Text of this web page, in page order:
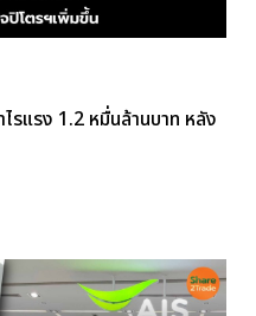
รแรง 1.2 หมื่นล้านบาท หลัง